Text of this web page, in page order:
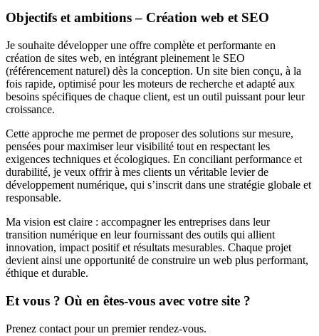
Objectifs et ambitions – Création web et SEO
Je souhaite développer une offre complète et performante en
création de sites web, en intégrant pleinement le SEO
(référencement naturel) dès la conception. Un site bien conçu, à la
fois rapide, optimisé pour les moteurs de recherche et adapté aux
besoins spécifiques de chaque client, est un outil puissant pour leur
croissance.
Cette approche me permet de proposer des solutions sur mesure,
pensées pour maximiser leur visibilité tout en respectant les
exigences techniques et écologiques. En conciliant performance et
durabilité, je veux offrir à mes clients un véritable levier de
développement numérique, qui s’inscrit dans une stratégie globale et
responsable.
Ma vision est claire : accompagner les entreprises dans leur
transition numérique en leur fournissant des outils qui allient
innovation, impact positif et résultats mesurables. Chaque projet
devient ainsi une opportunité de construire un web plus performant,
éthique et durable.
Et vous ? Où en êtes-vous avec votre site ?
Prenez contact pour un premier rendez-vous.